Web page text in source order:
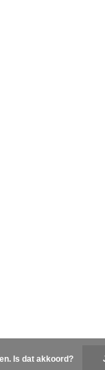
Is dat akkoord?